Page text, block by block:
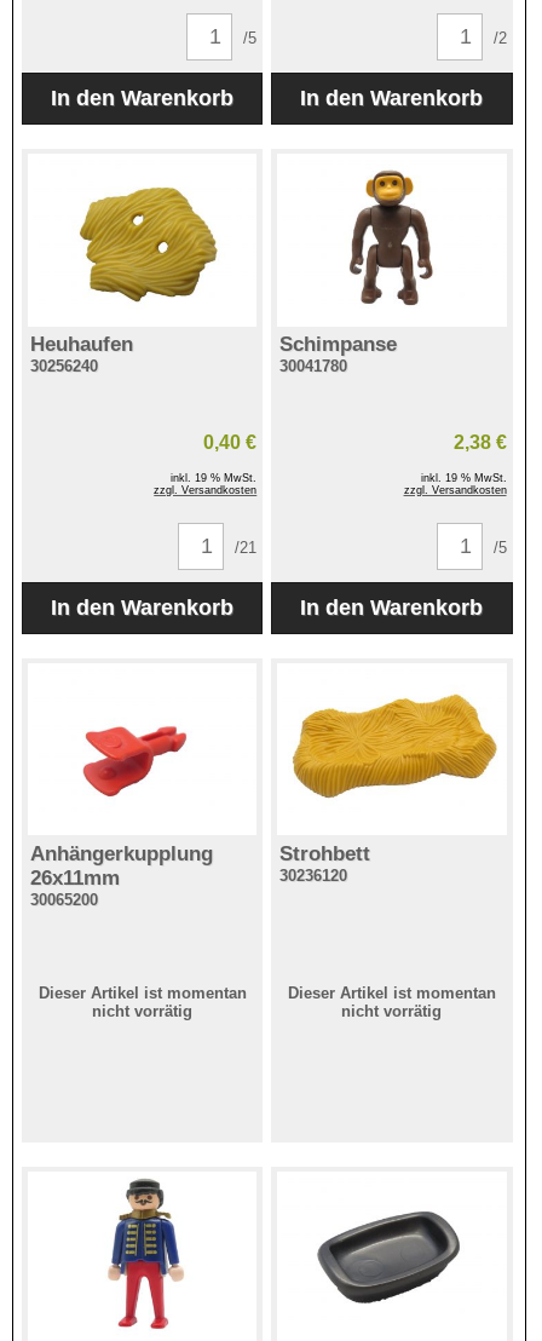
/5 /2
Heuhaufen
30256240
0,40 €
inkl. 19 % MwSt.
zzgl. Versandkosten
/21
Schimpanse
30041780
2,38 €
inkl. 19 % MwSt.
zzgl. Versandkosten
/5
Anhängerkupplung
26x11mm
30065200
Dieser Artikel ist momentan
nicht vorrätig
Strohbett
30236120
Dieser Artikel ist momentan
nicht vorrätig